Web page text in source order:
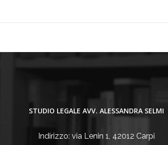
STUDIO LEGALE AVV. ALESSANDRA SELMI
Indirizzo: via Lenin 1, 42012 Carpi